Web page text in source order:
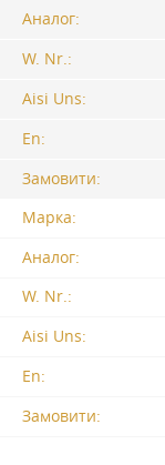
Аналог:
W. Nr.:
Aisi Uns:
En:
Замовити:
Марка:
Аналог:
W. Nr.:
Aisi Uns:
En:
Замовити: